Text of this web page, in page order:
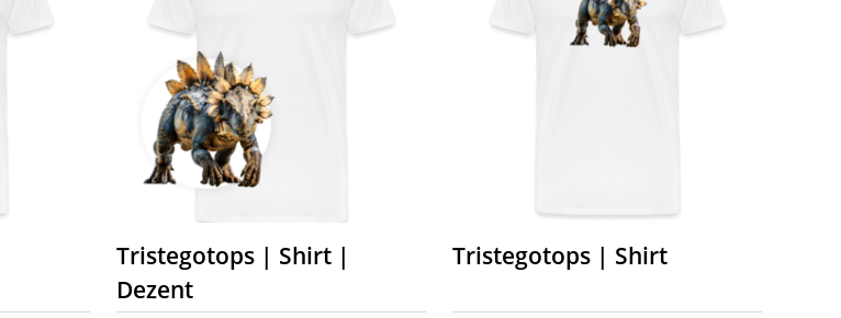
Tristegotops | Shirt |
Dezent
Tristegotops | Shirt